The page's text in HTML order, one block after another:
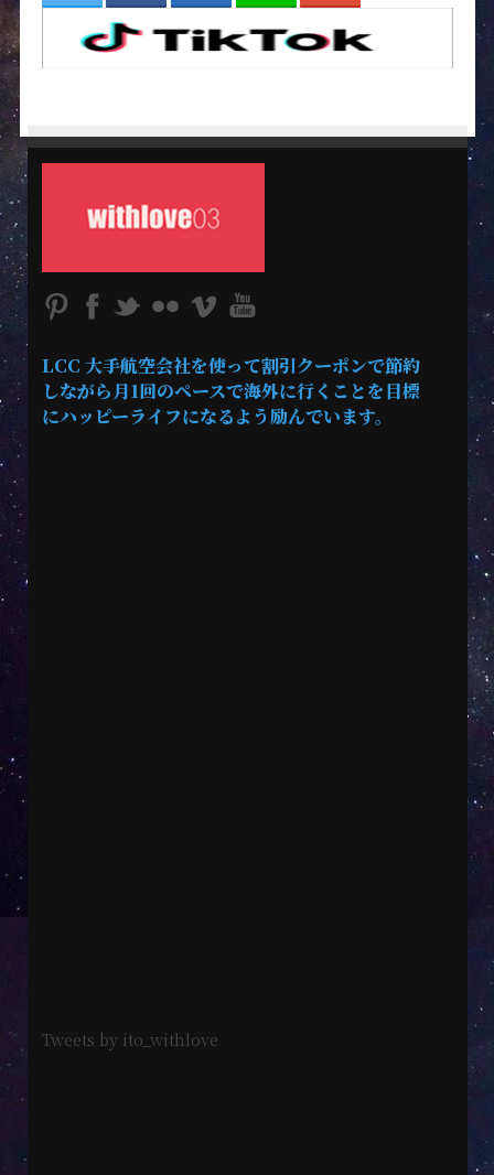
LCC 大手航空会社を使って割引クーポンで節約
しながら月1回のペースで海外に行くことを目標
にハッピーライフになるよう励んでいます。
Tweets by ito_withlove